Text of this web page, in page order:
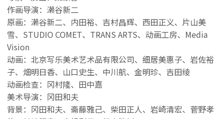
作画导演：濑谷新二
原画：濑谷新二、内田裕、吉村昌辉、西田正义、片山美
雪、STUDIO COMET、TRANS ARTS、动画工房、Media
Vision
动画：北京写乐美术艺术品有限公司、细居美惠子、岩佐裕
子、畑明日香、山口史生、中川航、金明珍、吉田绫
动画检查：冈村隆、田中嘉
美术导演：冈田和夫
背景：冈田和夫、斋藤雅己、柴田正人、岩崎清宏、菅野孝